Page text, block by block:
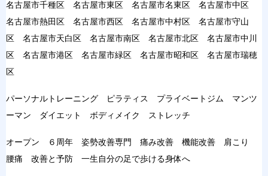
名古屋市千種区 名古屋市東区 名古屋市名東区 名古屋市中区
名古屋市熱田区 名古屋市西区 名古屋市中村区 名古屋市守山
区 名古屋市天白区 名古屋市南区 名古屋市北区 名古屋市中川
区 名古屋市港区 名古屋市緑区 名古屋市昭和区 名古屋市瑞穂
区
パーソナルトレーニング ピラティス プライベートジム マンツ
ーマン ダイエット ボディメイク ストレッチ
オープン ６周年 姿勢改善専門 痛み改善 機能改善 肩こり
腰痛 改善と予防 一生自分の足で歩ける身体へ